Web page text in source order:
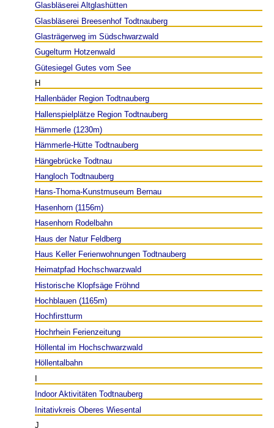
Glasbläserei Altglashütten
Glasbläserei Breesenhof Todtnauberg
Glasträgerweg im Südschwarzwald
Gugelturm Hotzenwald
Gütesiegel Gutes vom See
H
Hallenbäder Region Todtnauberg
Hallenspielplätze Region Todtnauberg
Hämmerle (1230m)
Hämmerle-Hütte Todtnauberg
Hängebrücke Todtnau
Hangloch Todtnauberg
Hans-Thoma-Kunstmuseum Bernau
Hasenhorn (1156m)
Hasenhorn Rodelbahn
Haus der Natur Feldberg
Haus Keller Ferienwohnungen Todtnauberg
Heimatpfad Hochschwarzwald
Historische Klopfsäge Fröhnd
Hochblauen (1165m)
Hochfirstturm
Hochrhein Ferienzeitung
Höllental im Hochschwarzwald
Höllentalbahn
Indoor Aktivitäten Todtnauberg
Initativkreis Oberes Wiesental
J